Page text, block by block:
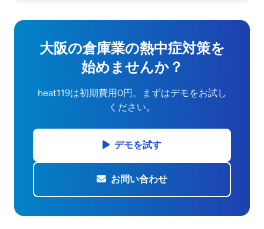
大阪の倉庫業の熱中症対策を
始めませんか？
heat119は初期費用0円。まずはデモをお試し
ください。
デモを試す
お問い合わせ